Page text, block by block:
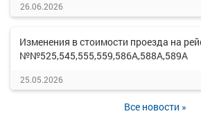
26.06.2026
Изменения в стоимости проезда на
№№525,545,555,559,586А,588А,589А
25.05.2026
Все новости »